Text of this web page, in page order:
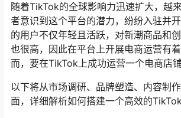
随着TikTok的全球影响力迅速扩大，越
者意识到这个平台的潜力，纷纷入驻并
的用户不仅年轻且活跃，对新潮商品和
也很高，因此在平台上开展电商运营有
而，要在TikTok上成功运营一个电商店铺
以下将从市场调研、品牌塑造、内容制
面，详细解析如何搭建一个高效的